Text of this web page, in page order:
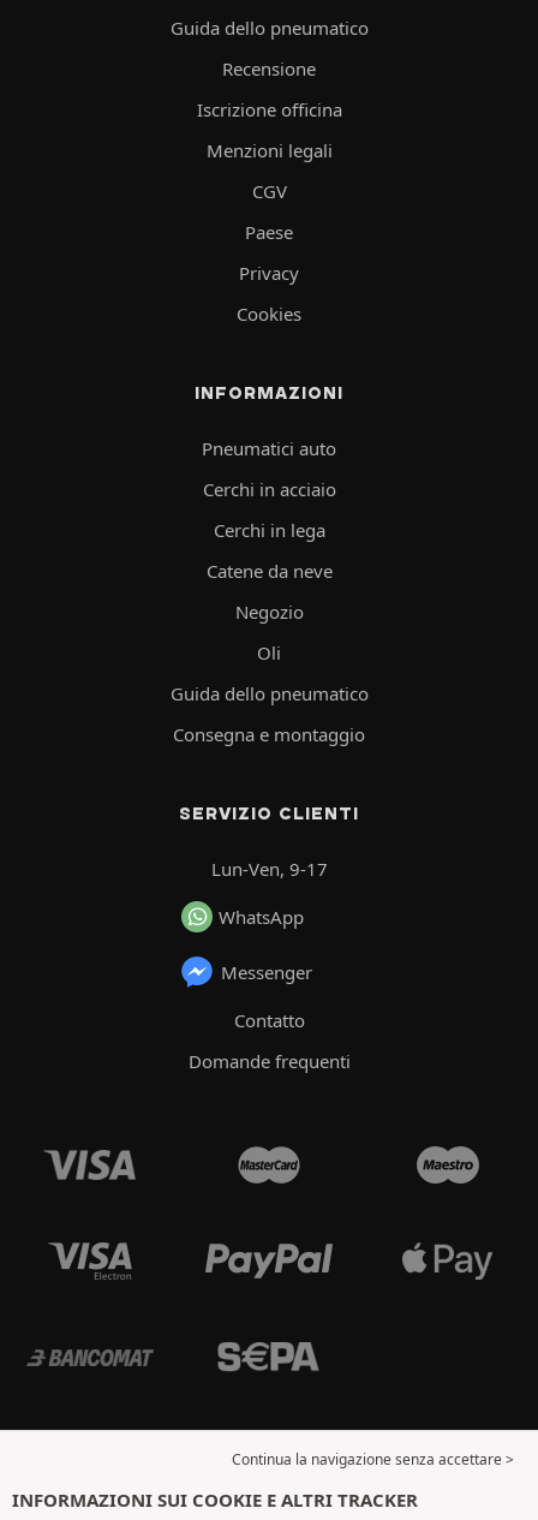
Guida dello pneumatico
Recensione
Iscrizione officina
Menzioni legali
CGV
Paese
Privacy
Cookies
INFORMAZIONI
Pneumatici auto
Cerchi in acciaio
Cerchi in lega
Catene da neve
Negozio
Oli
Guida dello pneumatico
Consegna e montaggio
SERVIZIO CLIENTI
Lun-Ven, 9-17
WhatsApp
Messenger
Contatto
Domande frequenti
Continua la navigazione senza accettare >
INFORMAZIONI SUI COOKIE E ALTRI TRACKER